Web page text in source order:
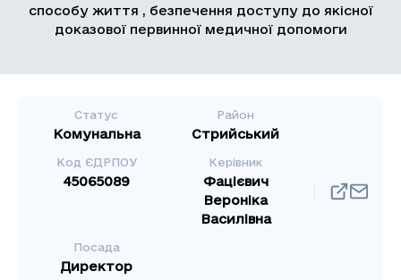
способу життя , безпечення доступу до якісної
доказової первинної медичної допомоги
Статус
Комунальна
Район
Стрийський
Код ЄДРПОУ
45065089
Керівник
Фацієвич
Вероніка
Василівна
Посада
Директор